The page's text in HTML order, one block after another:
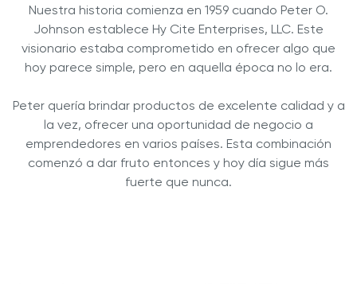
Nuestra historia comienza en 1959 cuando Peter O.
Johnson establece Hy Cite Enterprises, LLC. Este
visionario estaba comprometido en ofrecer algo que
hoy parece simple, pero en aquella época no lo era.
Peter quería brindar productos de excelente calidad y a
la vez, ofrecer una oportunidad de negocio a
emprendedores en varios países. Esta combinación
comenzó a dar fruto entonces y hoy día sigue más
fuerte que nunca.